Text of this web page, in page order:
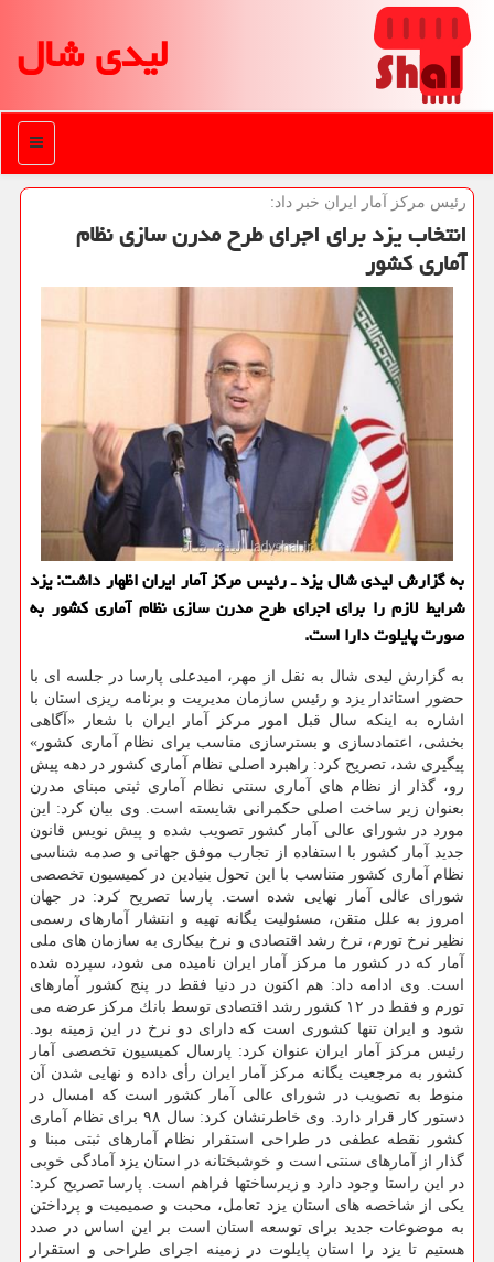
لیدی شال
منو
رئیس مركز آمار ایران خبر داد:
انتخاب یزد برای اجرای طرح مدرن سازی نظام
آماری كشور
به گزارش لیدی شال یزد ـ رئیس مركز آمار ایران اظهار داشت: یزد
شرایط لازم را برای اجرای طرح مدرن سازی نظام آماری كشور به
صورت پایلوت دارا است.
به گزارش لیدی شال به نقل از مهر، امیدعلی پارسا در جلسه ای با
حضور استاندار یزد و رئیس سازمان مدیریت و برنامه ریزی استان با
اشاره به اینكه سال قبل امور مركز آمار ایران با شعار «آگاهی
بخشی، اعتمادسازی و بسترسازی مناسب برای نظام آماری كشور»
پیگیری شد، تصریح كرد: راهبرد اصلی نظام آماری كشور در دهه پیش
رو، گذار از نظام های آماری سنتی نظام آماری ثبتی مبنای مدرن
بعنوان زیر ساخت اصلی حكمرانی شایسته است. وی بیان كرد: این
مورد در شورای عالی آمار كشور تصویب شده و پیش نویس قانون
جدید آمار كشور با استفاده از تجارب موفق جهانی و صدمه شناسی
نظام آماری كشور متناسب با این تحول بنیادین در كمیسیون تخصصی
شورای عالی آمار نهایی شده است. پارسا تصریح كرد: در جهان
امروز به علل متقن، مسئولیت یگانه تهیه و انتشار آمارهای رسمی
نظیر نرخ تورم، نرخ رشد اقتصادی و نرخ بیكاری به سازمان های ملی
آمار كه در كشور ما مركز آمار ایران نامیده می شود، سپرده شده
است. وی ادامه داد: هم اكنون در دنیا فقط در پنج كشور آمارهای
تورم و فقط در ۱۲ كشور رشد اقتصادی توسط بانك مركز عرضه می
شود و ایران تنها كشوری است كه دارای دو نرخ در این زمینه بود.
رئیس مركز آمار ایران عنوان كرد: پارسال كمیسیون تخصصی آمار
كشور به مرجعیت یگانه مركز آمار ایران رأی داده و نهایی شدن آن
منوط به تصویب در شورای عالی آمار كشور است كه امسال در
دستور كار قرار دارد. وی خاطرنشان كرد: سال ۹۸ برای نظام آماری
كشور نقطه عطفی در طراحی استقرار نظام آمارهای ثبتی مبنا و
گذار از آمارهای سنتی است و خوشبختانه در استان یزد آمادگی خوبی
در این راستا وجود دارد و زیرساختها فراهم است. پارسا تصریح كرد:
یكی از شاخصه های استان یزد تعامل، محبت و صمیمیت و پرداختن
به موضوعات جدید برای توسعه استان است بر این اساس در صدد
هستیم تا یزد را استان پایلوت در زمینه اجرای طراحی و استقرار